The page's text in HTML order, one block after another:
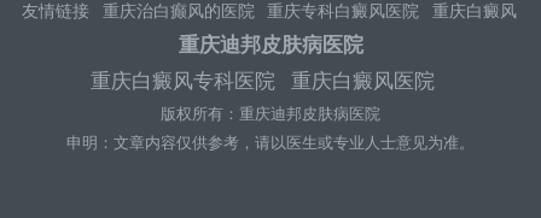
友情链接 重庆治白癫风的医院 重庆专科白癜风医院
重庆白癜风
重庆白癜风医院哪家比较好 重庆正规白癜风医院
重庆白癜风正规医院 重庆白癜风医院
重庆治疗白癜风
重庆白癜风医院怎么样 重庆白癜风医院排名
白癜风医院
重庆迪邦白癜风医院
重庆迪邦皮肤病医院
重庆白癜风专科医院
重庆白癜风医院
版权所有：重庆迪邦皮肤病医院
申明：文章内容仅供参考，请以医生或专业人士意见为准。